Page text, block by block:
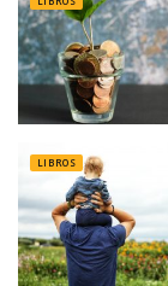
LIBROS